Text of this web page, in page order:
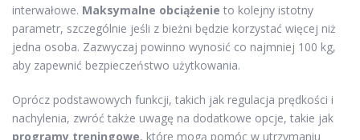
interwałowe. Maksymalne obciążenie to kolejny istotny
parametr, szczególnie jeśli z bieżni będzie korzystać więcej niż
jedna osoba. Zazwyczaj powinno wynosić co najmniej 100 kg,
aby zapewnić bezpieczeństwo użytkowania.
Oprócz podstawowych funkcji, takich jak regulacja prędkości i
nachylenia, zwróć także uwagę na dodatkowe opcje, takie jak
programy treningowe, które mogą pomóc w utrzymaniu